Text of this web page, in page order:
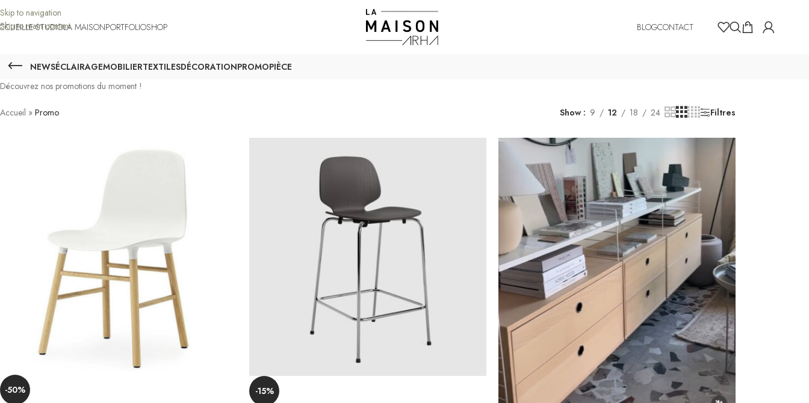
Skip to navigation
Skip to main content
LE STUDIOLA MAISONPORTFOLIOSHOP BLOGCONTACT
NEWSÉCLAIRAGEMOBILIERTEXTILESDÉCORATIONPROMOPIÈCE
Découvrez nos promotions du moment !
Accueil » Promo Show 9 12 18 24 Filtres
-50%
-15%